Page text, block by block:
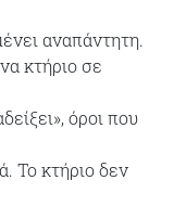
αναπάντητη.
κτήριο σε
όροι που
Το κτήριο δεν